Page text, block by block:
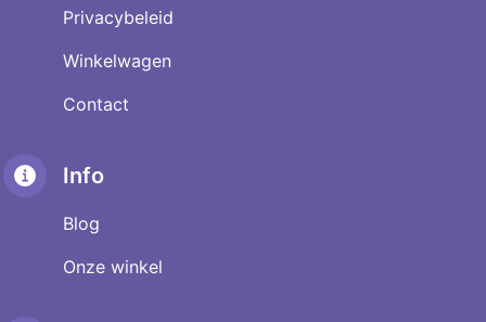
Privacybeleid
Winkelwagen
Contact
Info
Blog
Onze winkel